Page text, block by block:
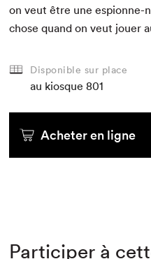
on veut être une espi­onne-
chose quand on veut jouer
Disponible sur place
au kiosque 801
Acheter en ligne
Participer à